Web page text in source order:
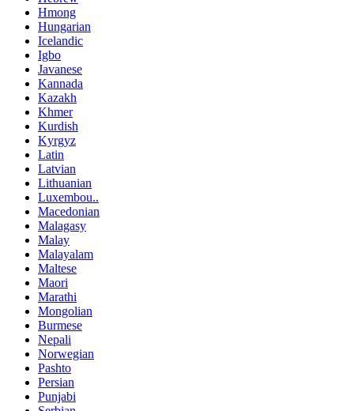
Hmong
Hungarian
Icelandic
Igbo
Javanese
Kannada
Kazakh
Khmer
Kurdish
Kyrgyz
Latin
Latvian
Lithuanian
Luxembou..
Macedonian
Malagasy
Malay
Malayalam
Maltese
Maori
Marathi
Mongolian
Burmese
Nepali
Norwegian
Pashto
Persian
Punjabi